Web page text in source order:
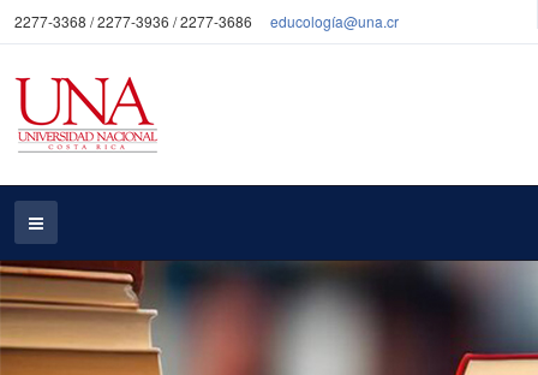
2277-3368 / 2277-3936 / 2277-3686 educología@una.cr